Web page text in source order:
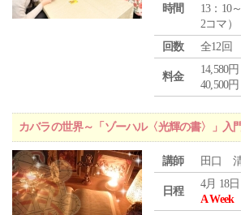
時間
13：10
2コマ）
回数
全12回
料金
14,580
40,500
カバラの世界～「ゾーハル〈光輝の書〉」入
講師 田口
日程
4月 18
A Week